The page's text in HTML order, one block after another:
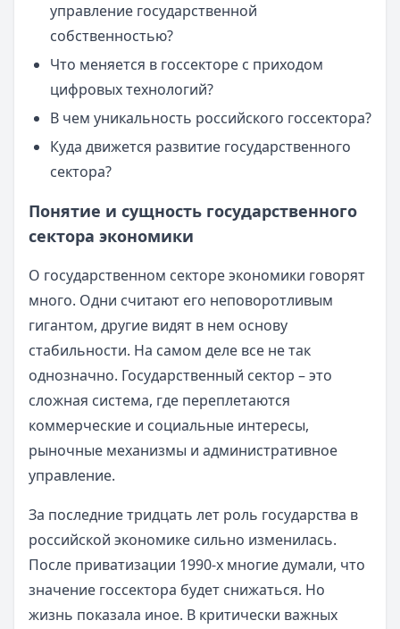
управление государственной
собственностью?
Что меняется в госсекторе с приходом
цифровых технологий?
В чем уникальность российского госсектора?
Куда движется развитие государственного
сектора?
Понятие и сущность государственного
сектора экономики
О государственном секторе экономики говорят
много. Одни считают его неповоротливым
гигантом, другие видят в нем основу
стабильности. На самом деле все не так
однозначно. Государственный сектор – это
сложная система, где переплетаются
коммерческие и социальные интересы,
рыночные механизмы и административное
управление.
За последние тридцать лет роль государства в
российской экономике сильно изменилась.
После приватизации 1990-х многие думали, что
значение госсектора будет снижаться. Но
жизнь показала иное. В критически важных